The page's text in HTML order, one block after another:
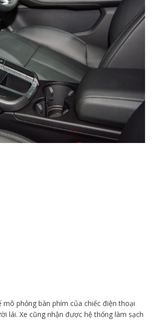
phỏng bàn phím của chiếc điện thoại
lái. Xe cũng nhận được hệ thống làm sạch